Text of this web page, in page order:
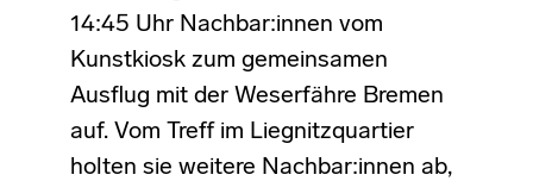
14:45 Uhr Nachbar:innen vom
Kunstkiosk zum gemeinsamen
Ausflug mit der Weserfähre Bremen
auf. Vom Treff im Liegnitzquartier
holten sie weitere Nachbar:innen ab,